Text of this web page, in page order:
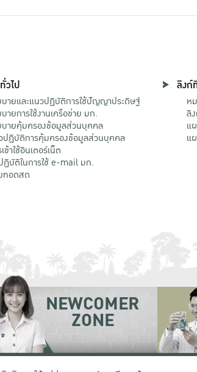
วไป
บายและแนวปฏิบัติการใช้ปัญญาประดิษฐ์
ายการใช้งานเครือข่าย มก.
บายคุ้มครองข้อมูลส่วนบุคคล
ปฏิบัติการคุ้มครองข้อมูลส่วนบุคคล
ข้าใช้อินเตอร์เน็ต
ฏิบัติในการใช้ e-mail มก.
ทอดสด
ลิงก์
ห
ลิ
แ
แ
NEWCOMER
ZONE